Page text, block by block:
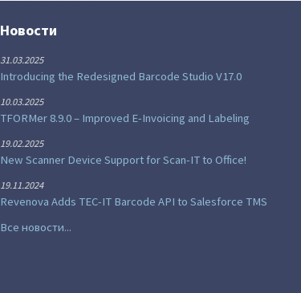
Новости
31.03.2025
Introducing the Redesigned Barcode Studio V17.0
10.03.2025
TFORMer 8.9.0 – Improved E-Invoicing and Labeling
19.02.2025
New Scanner Device Support for Scan-IT to Office!
19.11.2024
Revenova Adds TEC-IT Barcode API to Salesforce TMS
Все новости...